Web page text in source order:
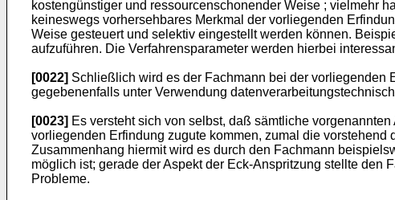
kostengünstiger und ressourcenschonender Weise ; vielmehr
keineswegs vorhersehbares Merkmal der vorliegenden
Weise gesteuert und selektiv eingestellt werden können.
aufzuführen. Die Verfahrensparameter werden hierbei
[0022] Schließlich wird es der Fachmann bei der vorliegenden
gegebenenfalls unter Verwendung
[0023] Es versteht sich von selbst, daß sämtliche
vorliegenden Erfindung zugute kommen, zumal die
Zusammenhang hiermit wird es durch den Fachmann
möglich ist; gerade der Aspekt der Eck-Anspritzung stellte
Probleme.